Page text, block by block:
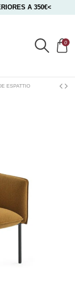
A 350€<
0
ESPATTIO